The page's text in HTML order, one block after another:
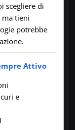
rinforzerà
il Canale di
scegliere di
tieni
potrebbe
Attivo
e